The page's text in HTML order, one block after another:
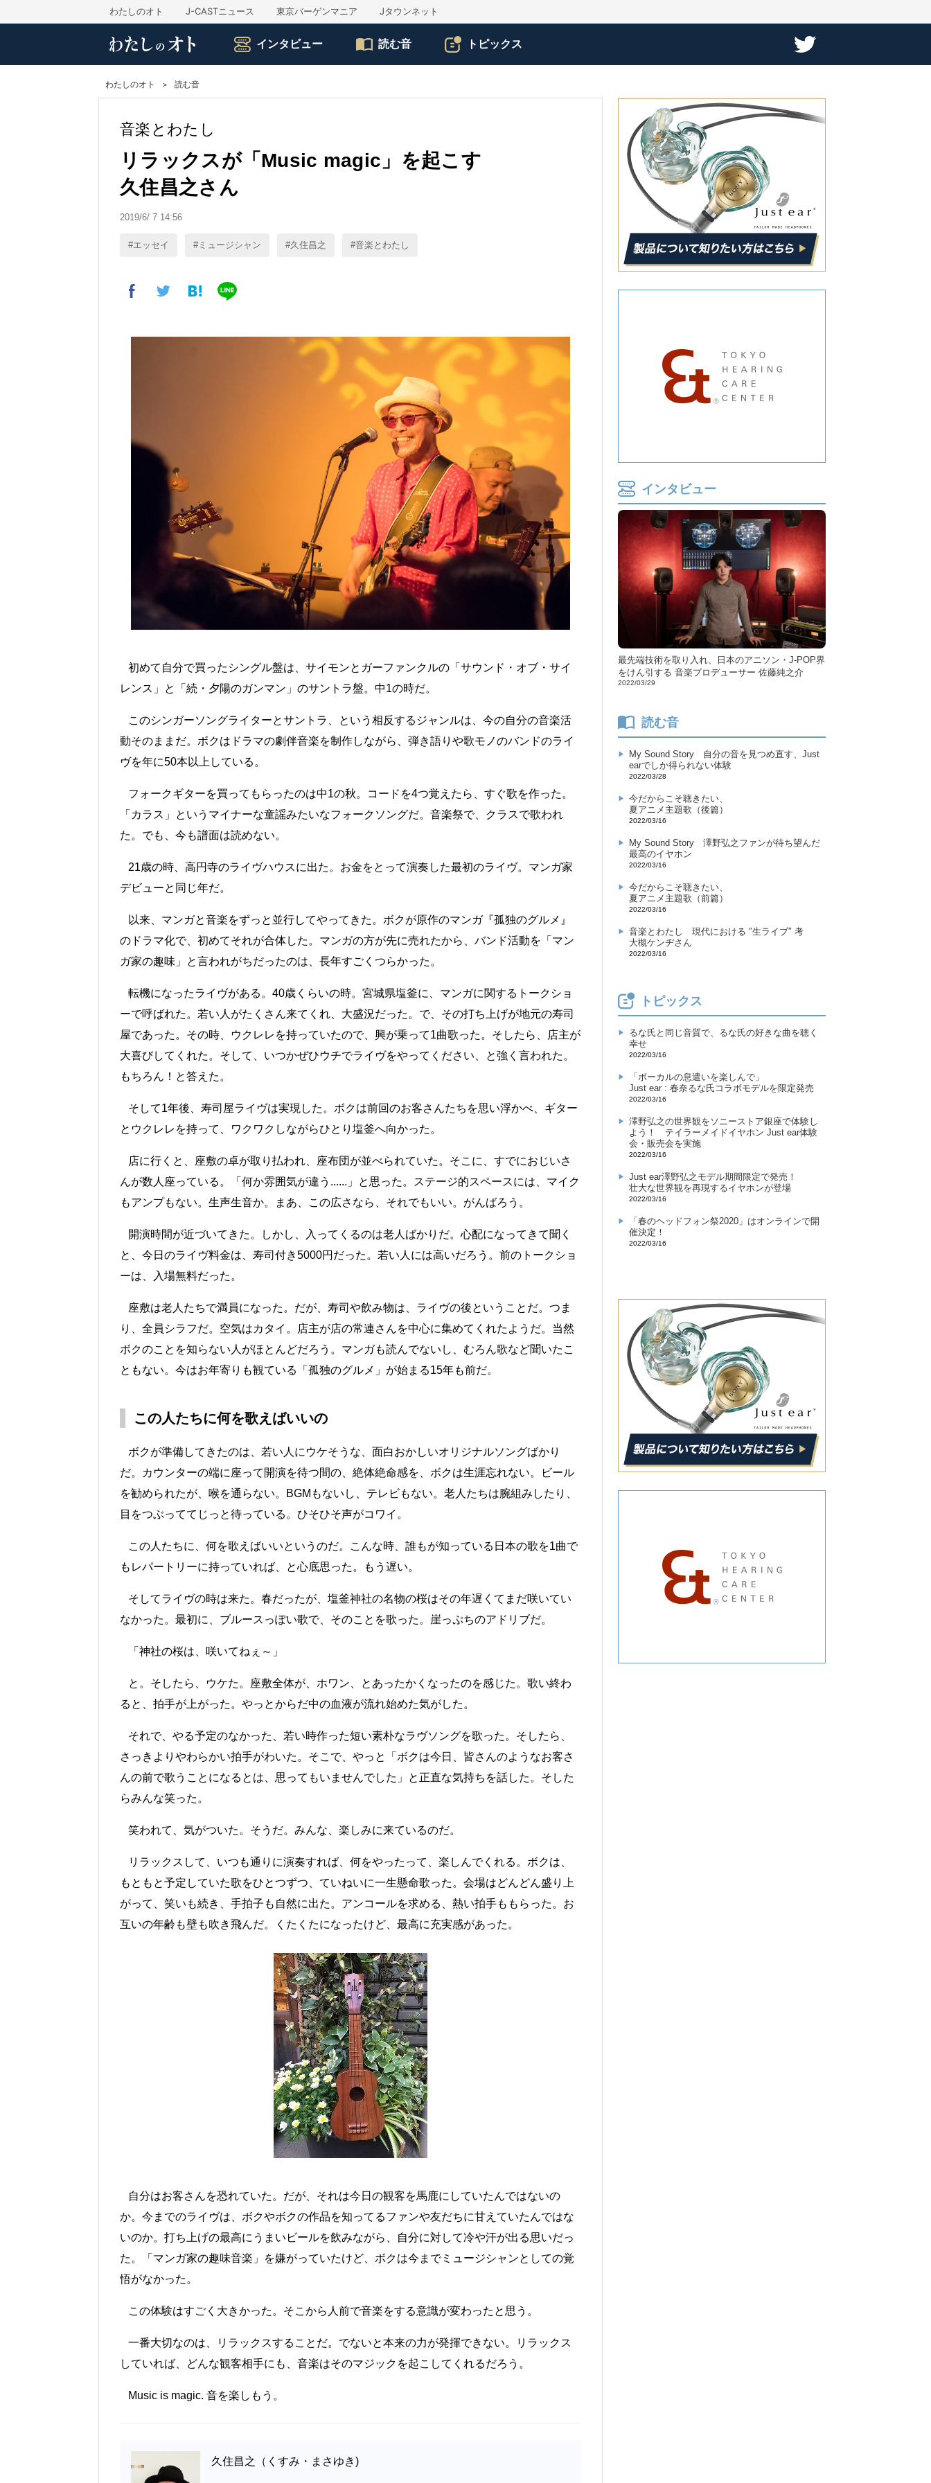
わたしのオト J-CASTニュース 東京バーゲンマニア Jタウンネット
インタビュー 読む音 トピックス
わたしのオト 読む音
音楽とわたし
リラックスが「Music magic」を起こす
久住昌之さん
2019/6/ 7 14:56
エッセイ ミュージシャン 久住昌之 音楽とわたし
初めて自分で買ったシングル盤は、サイモンとガーファンクルの「サウンド・オブ・サイ
レンス」と「続・夕陽のガンマン」のサントラ盤。中1の時だ。
このシンガーソングライターとサントラ、という相反するジャンルは、今の自分の音楽活
動そのままだ。ボクはドラマの劇伴音楽を制作しながら、弾き語りや歌モノのバンドのライ
ヴを年に50本以上している。
フォークギターを買ってもらったのは中1の秋。コードを4つ覚えたら、すぐ歌を作った。
「カラス」というマイナーな童謡みたいなフォークソングだ。音楽祭で、クラスで歌われ
た。でも、今も譜面は読めない。
21歳の時、高円寺のライヴハウスに出た。お金をとって演奏した最初のライヴ。マンガ家
デビューと同じ年だ。
以来、マンガと音楽をずっと並行してやってきた。ボクが原作のマンガ『孤独のグルメ』
のドラマ化で、初めてそれが合体した。マンガの方が先に売れたから、バンド活動を「マン
ガ家の趣味」と言われがちだったのは、長年すごくつらかった。
転機になったライヴがある。40歳くらいの時。宮城県塩釜に、マンガに関するトークショ
ーで呼ばれた。若い人がたくさん来てくれ、大盛況だった。で、その打ち上げが地元の寿司
屋であった。その時、ウクレレを持っていたので、興が乗って1曲歌った。そしたら、店主が
大喜びしてくれた。そして、いつかぜひウチでライヴをやってください、と強く言われた。
もちろん！と答えた。
そして1年後、寿司屋ライヴは実現した。ボクは前回のお客さんたちを思い浮かべ、ギター
とウクレレを持って、ワクワクしながらひとり塩釜へ向かった。
店に行くと、座敷の卓が取り払われ、座布団が並べられていた。そこに、すでにおじいさ
んが数人座っている。「何か雰囲気が違う......」と思った。ステージ的スペースには、マイク
もアンプもない。生声生音か。まあ、この広さなら、それでもいい。がんばろう。
開演時間が近づいてきた。しかし、入ってくるのは老人ばかりだ。心配になってきて聞く
と、今日のライヴ料金は、寿司付き5000円だった。若い人には高いだろう。前のトークショ
ーは、入場無料だった。
座敷は老人たちで満員になった。だが、寿司や飲み物は、ライヴの後ということだ。つま
り、全員シラフだ。空気はカタイ。店主が店の常連さんを中心に集めてくれたようだ。当然
ボクのことを知らない人がほとんどだろう。マンガも読んでないし、むろん歌など聞いたこ
ともない。今はお年寄りも観ている「孤独のグルメ」が始まる15年も前だ。
この人たちに何を歌えばいいの
ボクが準備してきたのは、若い人にウケそうな、面白おかしいオリジナルソングばかり
だ。カウンターの端に座って開演を待つ間の、絶体絶命感を、ボクは生涯忘れない。ビール
を勧められたが、喉を通らない。BGMもないし、テレビもない。老人たちは腕組みしたり、
目をつぶっててじっと待っている。ひそひそ声がコワイ。
この人たちに、何を歌えばいいというのだ。こんな時、誰もが知っている日本の歌を1曲で
もレパートリーに持っていれば、と心底思った。もう遅い。
そしてライヴの時は来た。春だったが、塩釜神社の名物の桜はその年遅くてまだ咲いてい
なかった。最初に、ブルースっぽい歌で、そのことを歌った。崖っぷちのアドリブだ。
「神社の桜は、咲いてねぇ～」
と。そしたら、ウケた。座敷全体が、ホワン、とあったかくなったのを感じた。歌い終わ
ると、拍手が上がった。やっとからだ中の血液が流れ始めた気がした。
それで、やる予定のなかった、若い時作った短い素朴なラヴソングを歌った。そしたら、
さっきよりやわらかい拍手がわいた。そこで、やっと「ボクは今日、皆さんのようなお客さ
んの前で歌うことになるとは、思ってもいませんでした」と正直な気持ちを話した。そした
らみんな笑った。
笑われて、気がついた。そうだ。みんな、楽しみに来ているのだ。
リラックスして、いつも通りに演奏すれば、何をやったって、楽しんでくれる。ボクは、
もともと予定していた歌をひとつずつ、ていねいに一生懸命歌った。会場はどんどん盛り上
がって、笑いも続き、手拍子も自然に出た。アンコールを求める、熱い拍手ももらった。お
互いの年齢も壁も吹き飛んだ。くたくたになったけど、最高に充実感があった。
自分はお客さんを恐れていた。だが、それは今日の観客を馬鹿にしていたんではないの
か。今までのライヴは、ボクやボクの作品を知ってるファンや友だちに甘えていたんではな
いのか。打ち上げの最高にうまいビールを飲みながら、自分に対して冷や汗が出る思いだっ
た。「マンガ家の趣味音楽」を嫌がっていたけど、ボクは今までミュージシャンとしての覚
悟がなかった。
この体験はすごく大きかった。そこから人前で音楽をする意識が変わったと思う。
一番大切なのは、リラックスすることだ。でないと本来の力が発揮できない。リラックス
していれば、どんな観客相手にも、音楽はそのマジックを起こしてくれるだろう。
Music is magic. 音を楽しもう。
久住昌之（くすみ・まさゆき)
インタビュー
最先端技術を取り入れ、日本のアニソン・J-POP界
をけん引する 音楽プロデューサー 佐藤純之介
2022/03/29
読む音
My Sound Story 自分の音を見つめ直す、Just
earでしか得られない体験
2022/03/28
今だからこそ聴きたい、
夏アニメ主題歌（後篇）
2022/03/16
My Sound Story 澤野弘之ファンが待ち望んだ
最高のイヤホン
2022/03/16
今だからこそ聴きたい、
夏アニメ主題歌（前篇）
2022/03/16
音楽とわたし 現代における ″生ライブ″ 考
大槻ケンヂさん
2022/03/16
トピックス
るな氏と同じ音質で、るな氏の好きな曲を聴く
幸せ
2022/03/16
「ボーカルの息遣いを楽しんで」
Just ear : 春奈るな氏コラボモデルを限定発売
2022/03/16
澤野弘之の世界観をソニーストア銀座で体験し
よう！ テイラーメイドイヤホン Just ear体験
会・販売会を実施
2022/03/16
Just ear澤野弘之モデル期間限定で発売！
壮大な世界観を再現するイヤホンが登場
2022/03/16
「春のヘッドフォン祭2020」はオンラインで開
催決定！
2022/03/16